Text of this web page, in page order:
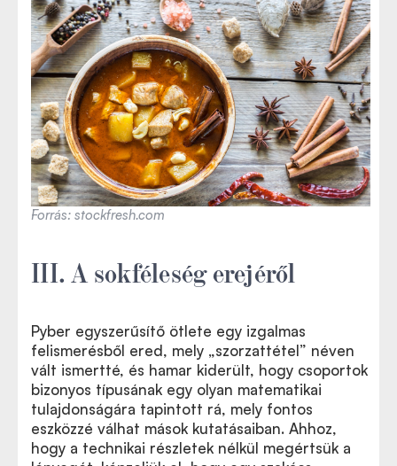
Forrás: stockfresh.com
III. A sokféleség erejéről
Pyber egyszerűsítő ötlete egy izgalmas
felismerésből ered, mely „szorzattétel” néven
vált ismertté, és hamar kiderült, hogy csoportok
bizonyos típusának egy olyan matematikai
tulajdonságára tapintott rá, mely fontos
eszközzé válhat mások kutatásaiban. Ahhoz,
hogy a technikai részletek nélkül megértsük a